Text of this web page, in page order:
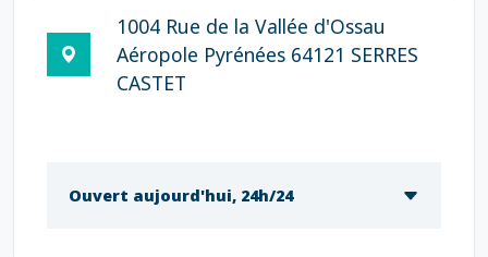
1004 Rue de la Vallée d'Ossau
Aéropole Pyrénées 64121 SERRES
CASTET
Ouvert aujourd'hui, 24h/24